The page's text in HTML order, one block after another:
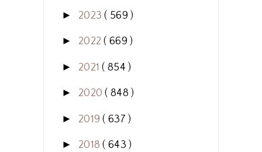
► 2023( 569 )
► 2022( 669 )
► 2021( 854 )
► 2020( 848 )
► 2019( 637 )
► 2018( 643 )